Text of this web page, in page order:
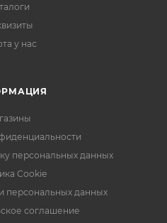
у нас
персональных данных
Cookie
персональных данных
соглашение